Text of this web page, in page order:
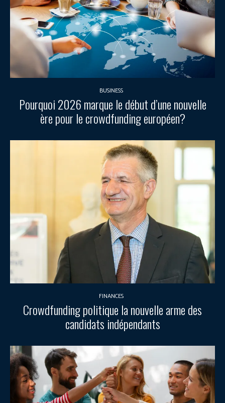
BUSINESS
Pourquoi 2026 marque le début d’une nouvelle
ère pour le crowdfunding européen?
FINANCES
Crowdfunding politique la nouvelle arme des
candidats indépendants